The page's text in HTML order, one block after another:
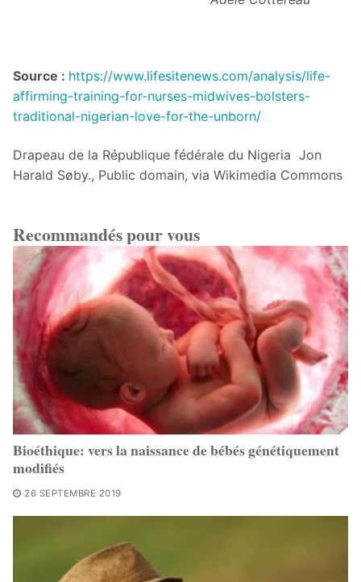
Source : https://www.lifesitenews.com/analysis/life-
affirming-training-for-nurses-midwives-bolsters-
traditional-nigerian-love-for-the-unborn/
Drapeau de la République fédérale du Nigeria Jon
Harald Søby., Public domain, via Wikimedia Commons
Recommandés pour vous
Bioéthique: vers la naissance de bébés génétiquement
modifiés
26 SEPTEMBRE 2019